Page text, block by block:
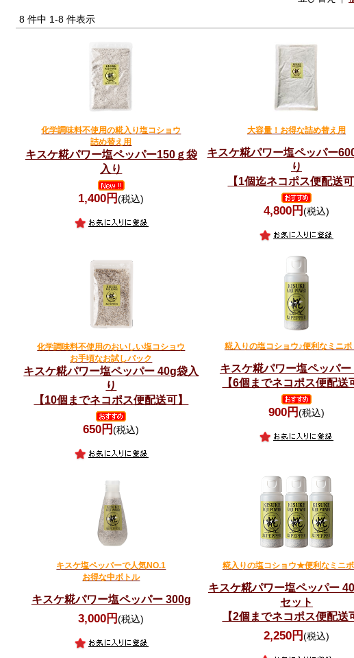
8 件中 1-8 件表示
化学調味料不使用の糀入り塩コショウ
詰め替え用
キスケ糀パワー塩ペッパー150ｇ袋
入り
1,400円(税込)
大容量！お得な詰め替え用
キスケ糀パワー塩ペッパー
り
【1個迄ネコポス便配送
4,800円(税込)
化学調味料不使用のおいしい塩コショウ
お手頃なお試しパック
キスケ糀パワー塩ペッパー 40g袋入
り
【10個までネコポス便配送可】
650円(税込)
糀入りの塩コショウ♪便利なミニボ
キスケ糀パワー塩ペッパ
【6個までネコポス便配送
900円(税込)
キスケ塩ペッパーで人気NO.1
お得な中ボトル
キスケ糀パワー塩ペッパー 300g
3,000円(税込)
糀入りの塩コショウ★便利なミニ
キスケ糀パワー塩ペッパー
セット
【2個までネコポス便配送
2,250円(税込)